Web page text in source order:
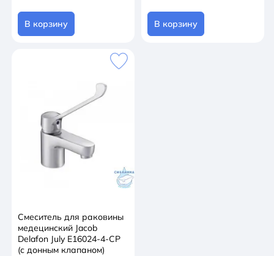
В корзину В корзину
Смеситель для раковины
медецинский Jacob
Delafon July E16024-4-CP
(с донным клапаном)